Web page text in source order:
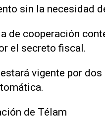
sin la necesidad
de cooperación
el secreto fiscal.
vigente por
de Télam